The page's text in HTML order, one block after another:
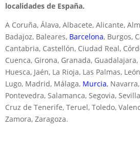
localidades de España.
A Coruña, Álava, Albacete, Alicante,
Badajoz, Baleares, Barcelona, Burgos,
Cantabria, Castellón, Ciudad Real,
Cuenca, Girona, Granada,
Huesca, Jaén, La Rioja, Las Palmas,
Lugo, Madrid, Málaga, Murcia,
Pontevedra, Salamanca, Segovia,
Cruz de Tenerife, Teruel, Toledo,
Zamora, Zaragoza.